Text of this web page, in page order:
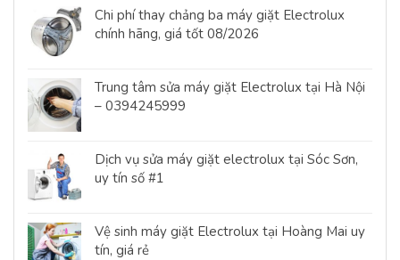
Chi phí thay chảng ba máy giặt Electrolux
chính hãng, giá tốt 08/2026
Trung tâm sửa máy giặt Electrolux tại Hà Nội
– 0394245999
Dịch vụ sửa máy giặt electrolux tại Sóc Sơn,
uy tín số #1
Vệ sinh máy giặt Electrolux tại Hoàng Mai uy
tín, giá rẻ